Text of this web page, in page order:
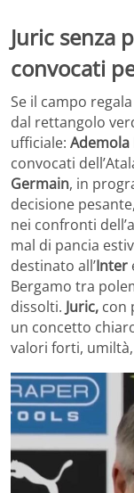
Juric senza
convocati
Se il campo
dal rettangolo
ufficiale: Ademola
convocati
Germain, in
decisione
nei confronti
mal di pancia
destinato all’Inter
Bergamo tra
dissolti. Juric, con
un concetto
valori forti,